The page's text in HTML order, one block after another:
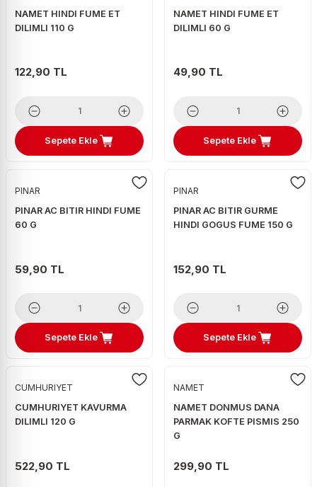
NAMET HINDI FUME ET
DILIMLI 110 G
122,90 TL
Sepete Ekle
NAMET HINDI FUME ET
DILIMLI 60 G
49,90 TL
Sepete Ekle
PINAR
PINAR AC BITIR HINDI FUME
60 G
59,90 TL
Sepete Ekle
PINAR
PINAR AC BITIR GURME
HINDI GOGUS FUME 150 G
152,90 TL
Sepete Ekle
CUMHURIYET
CUMHURIYET KAVURMA
DILIMLI 120 G
522,90 TL
NAMET
NAMET DONMUS DANA
PARMAK KOFTE PISMIS 250
G
299,90 TL